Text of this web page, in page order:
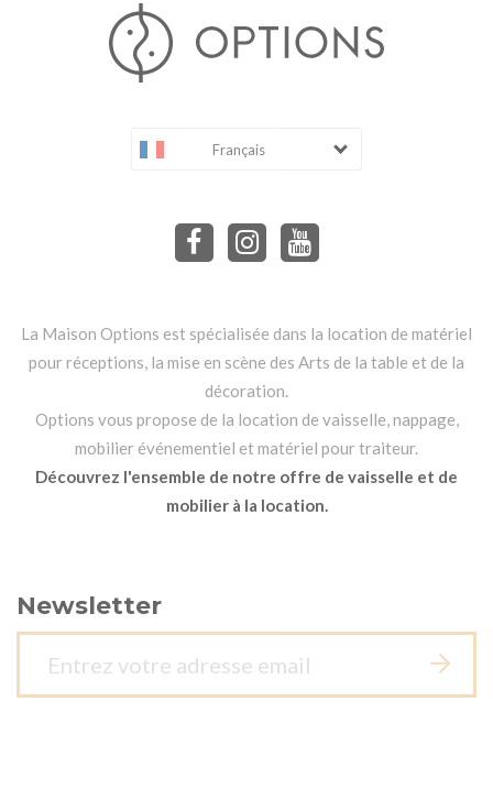
Français
La Maison Options est spécialisée dans la location de matériel
pour réceptions, la mise en scène des Arts de la table et de la
décoration.
Options vous propose de la location de vaisselle, nappage,
mobilier événementiel et matériel pour traiteur.
Découvrez l'ensemble de notre offre de vaisselle et de
mobilier à la location.
Newsletter